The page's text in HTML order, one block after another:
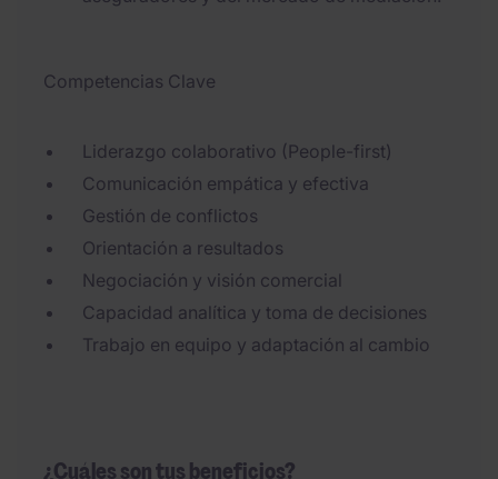
Competencias Clave
Liderazgo colaborativo (People-first)
Comunicación empática y efectiva
Gestión de conflictos
Orientación a resultados
Negociación y visión comercial
Capacidad analítica y toma de decisiones
Trabajo en equipo y adaptación al cambio
¿Cuáles son tus beneficios?